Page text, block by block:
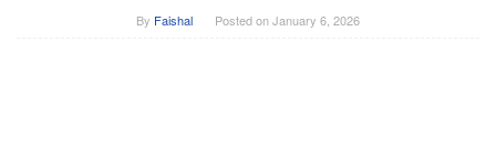
By Faishal Posted onJanuary 6, 2026